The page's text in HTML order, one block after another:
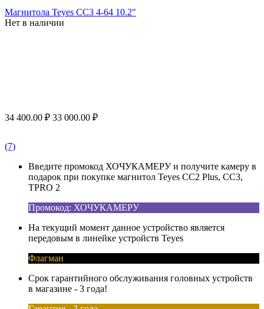
Магнитола Teyes CC3 4-64 10.2"
Нет в наличии
34 400.00 ₽ 33 000.00 ₽
(7)
Введите промокод ХОЧУКАМЕРУ и получите камеру в
подарок при покупке магнитол Teyes CC2 Plus, CC3,
TPRO 2
Промокод: ХОЧУКАМЕРУ
На текущий момент данное устройство является
передовым в линейке устройств Teyes
Флагман
Срок гарантийного обслуживания головных устройств
в магазине - 3 года!